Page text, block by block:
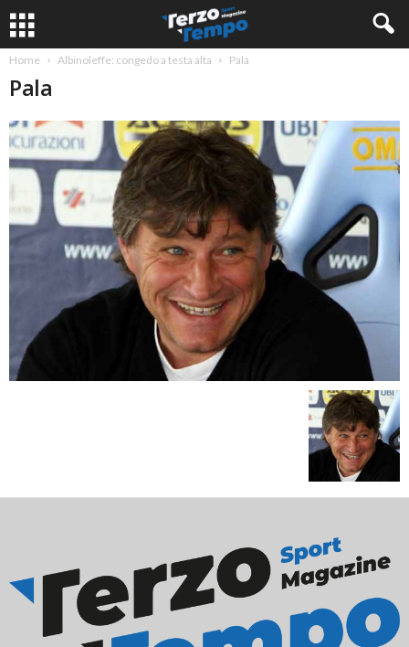
Home Albinoleffe: congedo a testa alta Pala
Pala